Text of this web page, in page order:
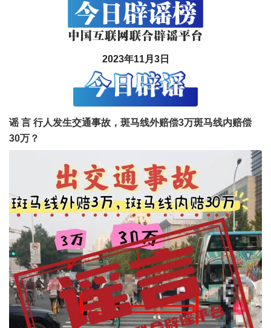
2023年11月3日
谣言 行人发生交通事故，斑马线外赔偿3万斑马线内赔偿
30万？